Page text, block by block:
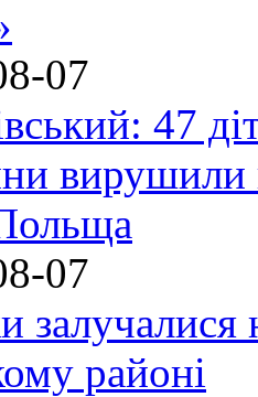
07
47
вирушили
07
районі